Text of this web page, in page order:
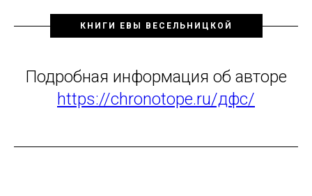
КНИГИ ЕВЫ ВЕСЕЛЬНИЦКОЙ
Подробная информация об авторе
https://chronotope.ru/дфс/